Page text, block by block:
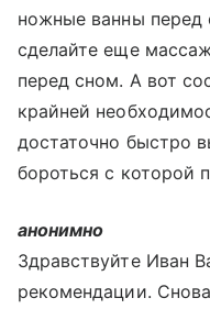
ножные ванны перед
сделайте еще
перед сном. А вот
крайней
достаточно быстро
бороться с которой
анонимно
Здравствуйте Иван
рекомендации.